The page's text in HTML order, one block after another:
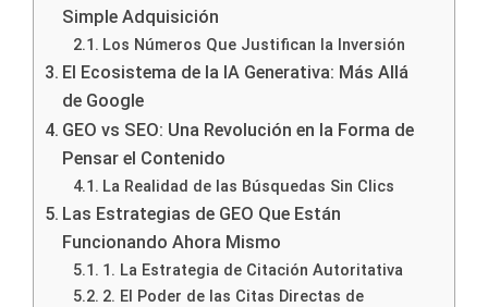
Simple Adquisición
Los Números Que Justifican la Inversión
El Ecosistema de la IA Generativa: Más Allá
de Google
GEO vs SEO: Una Revolución en la Forma de
Pensar el Contenido
La Realidad de las Búsquedas Sin Clics
Las Estrategias de GEO Que Están
Funcionando Ahora Mismo
1. La Estrategia de Citación Autoritativa
2. El Poder de las Citas Directas de